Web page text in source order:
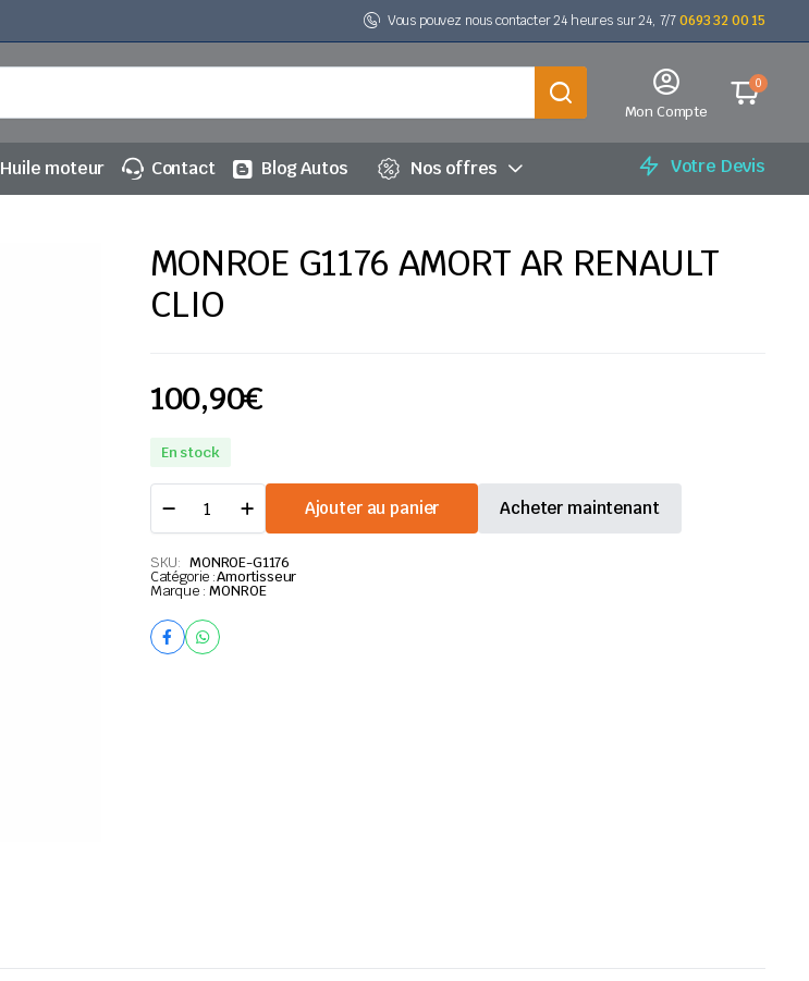
Vous pouvez nous contacter 24 heures sur 24, 7/70693 32 00 15
Mon Compte
0
Huile moteur Contact Blog Autos Nos offres Votre Devis
MONROE G1176 AMORT AR RENAULT
CLIO
100,90€
En stock
G1176
AMORT
AR
RENAULT
CLIO
quantité
Ajouter au panier Acheter maintenant
SKU: MONROE-G1176
Catégorie :Amortisseur
Marque :MONROE